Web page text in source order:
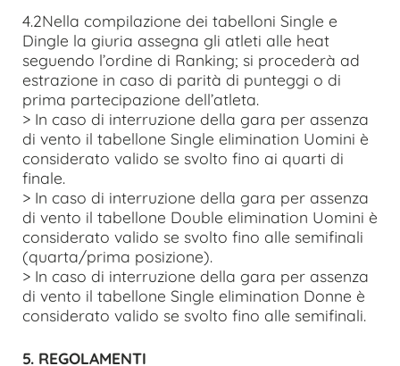
4.2Nella compilazione dei tabelloni Single e
Dingle la giuria assegna gli atleti alle heat
seguendo l’ordine di Ranking; si procederà ad
estrazione in caso di parità di punteggi o di
prima partecipazione dell’atleta.
> In caso di interruzione della gara per assenza
di vento il tabellone Single elimination Uomini è
considerato valido se svolto fino ai quarti di
finale.
> In caso di interruzione della gara per assenza
di vento il tabellone Double elimination Uomini è
considerato valido se svolto fino alle semifinali
(quarta/prima posizione).
> In caso di interruzione della gara per assenza
di vento il tabellone Single elimination Donne è
considerato valido se svolto fino alle semifinali.
5. REGOLAMENTI